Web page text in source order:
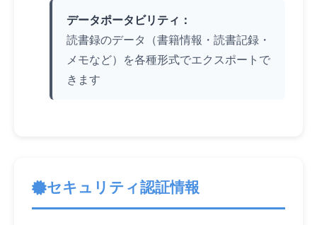
データポータビリティ：
読書録のデータ（書籍情報・読書記録・
メモなど）を各種形式でエクスポートで
きます
セキュリティ認証情報